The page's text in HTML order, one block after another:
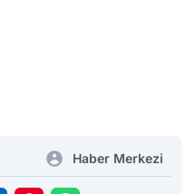
Haber Merkezi